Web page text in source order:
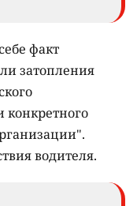
факт
затопления
конкретного
водителя.